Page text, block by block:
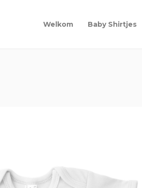
Welkom Baby Shirtjes